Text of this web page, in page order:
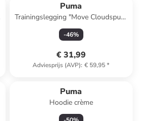
Puma
Trainingslegging "Move Cloudspun"
paars
-46%
€ 31,99
Adviesprijs (AVP): € 59,95*
Puma
Hoodie crème